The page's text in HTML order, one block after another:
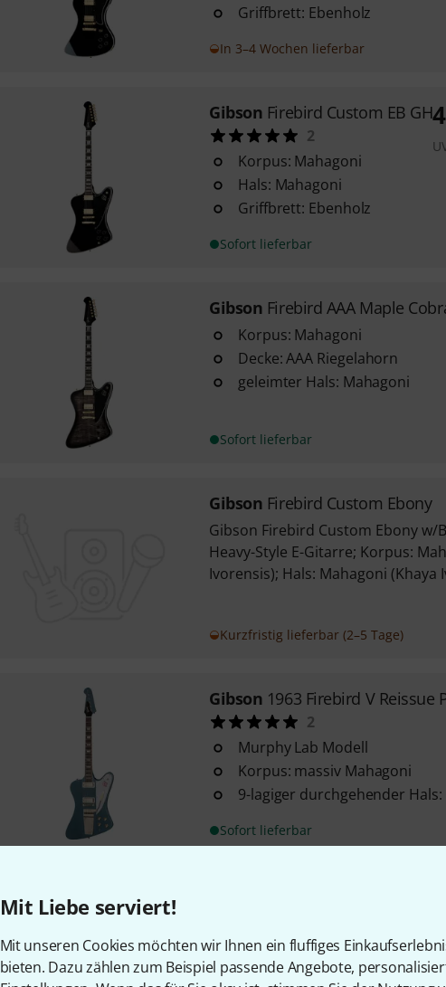
Mit Liebe serviert!
Mit unseren Cookies möchten wir Ihnen ein fluffiges
bieten. Dazu zählen zum Beispiel passende Angebote,
Griffbrett: Ebenholz
In 3–4 Wochen lieferbar
Gibson Firebird Custom EB GH
2
Korpus: Mahagoni
Hals: Mahagoni
Griffbrett: Ebenholz
Sofort lieferbar
Gibson Firebird AAA Maple
Korpus: Mahagoni
Decke: AAA Riegelahorn
geleimter Hals: Mahagoni
Sofort lieferbar
Gibson Firebird Custom Ebony
Gibson Firebird Custom Ebony w/
Heavy-Style E-Gitarre; Korpus:
Ivorensis); Hals: Mahagoni (Khaya
Kurzfristig lieferbar (2–5 Tage)
Gibson 1963 Firebird V Reissue
2
Murphy Lab Modell
Korpus: massiv Mahagoni
9-lagiger durchgehender
Sofort lieferbar
Murphy Lab Modell
Korpus: massiv Mahagoni